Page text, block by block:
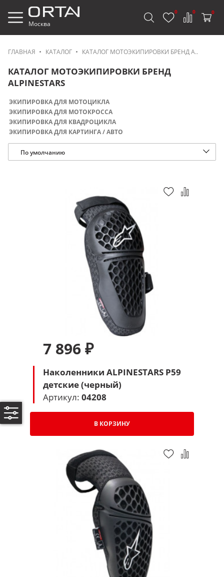
Москва
0 0 0
ГЛАВНАЯ КАТАЛОГ КАТАЛОГ МОТОЭКИПИРОВКИ БРЕНД A..
КАТАЛОГ МОТОЭКИПИРОВКИ БРЕНД
ALPINESTARS
ЭКИПИРОВКА ДЛЯ МОТОЦИКЛА
ЭКИПИРОВКА ДЛЯ МОТОКРОССА
ЭКИПИРОВКА ДЛЯ КВАДРОЦИКЛА
ЭКИПИРОВКА ДЛЯ КАРТИНГА / АВТО
По умолчанию
7 896 ₽
Наколенники ALPINESTARS P59
детские (черный)
Артикул: 04208
В КОРЗИНУ